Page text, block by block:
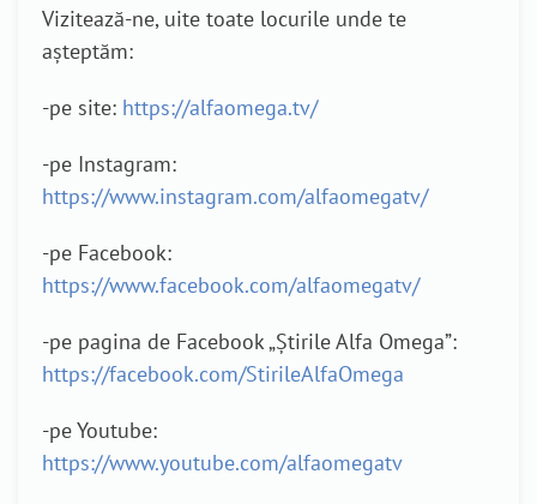
Vizitează-ne, uite toate locurile unde te
așteptăm:
-pe site: https://alfaomega.tv/
-pe Instagram:
https://www.instagram.com/alfaomegatv/
-pe Facebook:
https://www.facebook.com/alfaomegatv/
-pe pagina de Facebook „Știrile Alfa Omega”:
https://facebook.com/StirileAlfaOmega
-pe Youtube:
https://www.youtube.com/alfaomegatv